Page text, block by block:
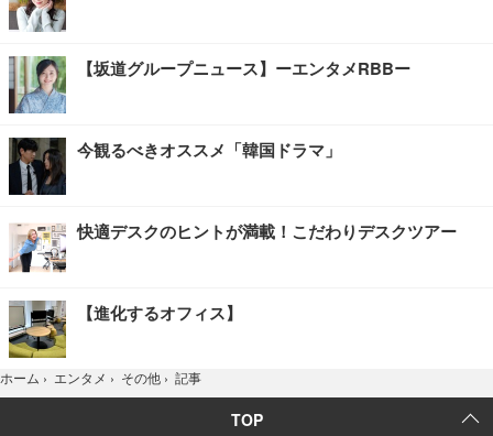
【坂道グループニュース】ーエンタメRBBー
今観るべきオススメ「韓国ドラマ」
快適デスクのヒントが満載！こだわりデスクツアー
【進化するオフィス】
ホーム › エンタメ › その他 › 記事
TOP